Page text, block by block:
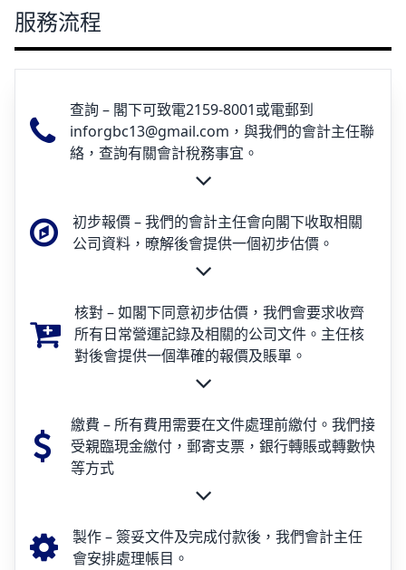
服務流程
查詢 – 閣下可致電2159-8001或電郵到
inforgbc13@gmail.com，與我們的會計主任聯
絡，查詢有關會計稅務事宜。
初步報價 – 我們的會計主任會向閣下收取相關
公司資料，暸解後會提供一個初步估價。
核對 – 如閣下同意初步估價，我們會要求收齊
所有日常營運記錄及相關的公司文件。主任核
對後會提供一個準確的報價及賬單。
繳費 – 所有費用需要在文件處理前繳付。我們接
受親臨現金繳付，郵寄支票，銀行轉賬或轉數快
等方式
製作 – 簽妥文件及完成付款後，我們會計主任
會安排處理帳目。